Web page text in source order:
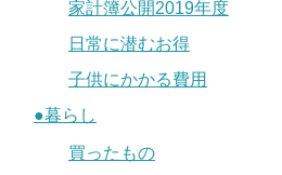
家計簿公開2019年度
日常に潜むお得
子供にかかる費用
●暮らし
買ったもの